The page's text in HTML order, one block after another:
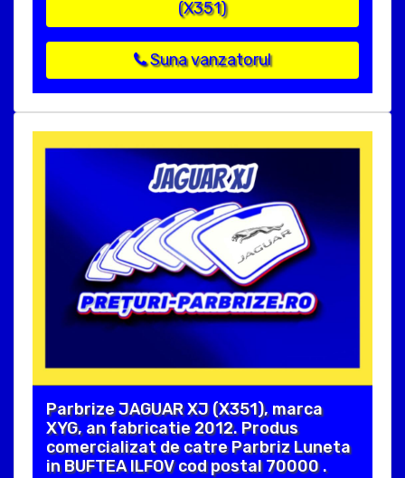
(X351)
Suna vanzatorul
Parbrize JAGUAR XJ (X351), marca
XYG, an fabricatie 2012. Produs
comercializat de catre Parbriz Luneta
in BUFTEA ILFOV cod postal 70000 .